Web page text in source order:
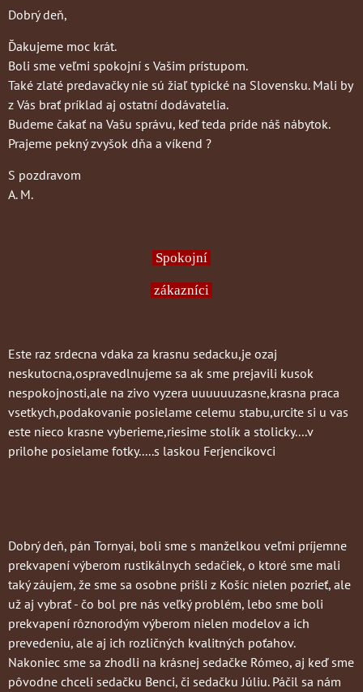
Dobrý deň,
Ďakujeme moc krát.
Boli sme veľmi spokojní s Vašim prístupom.
Také zlaté predavačky nie sú žiaľ typické na Slovensku. Mali by
z Vás brať príklad aj ostatní dodávatelia.
Budeme čakať na Vašu správu, keď teda príde náš nábytok.
Prajeme pekný zvyšok dňa a víkend ?
S pozdravom
A. M.
Spokojní
zákazníci
Este raz srdecna vdaka za krasnu sedacku,je ozaj
neskutocna,ospravedlnujeme sa ak sme prejavili kusok
nespokojnosti,ale na zivo vyzera uuuuuuzasne,krasna praca
vsetkych,podakovanie posielame celemu stabu,urcite si u vas
este nieco krasne vyberieme,riesime stolík a stolicky....v
prilohe posielame fotky.....s laskou Ferjencikovci
Dobrý deň, pán Tornyai, boli sme s manželkou veľmi príjemne
prekvapení výberom rustikálnych sedačiek, o ktoré sme mali
taký záujem, že sme sa osobne prišli z Košíc nielen pozrieť, ale
už aj vybrať - čo bol pre nás veľký problém, lebo sme boli
prekvapení rôznorodým výberom nielen modelov a ich
prevedeniu, ale aj ich rozličných kvalitných poťahov.
Nakoniec sme sa zhodli na krásnej sedačke Rómeo, aj keď sme
pôvodne chceli sedačku Benci, či sedačku Júliu. Páčil sa nám